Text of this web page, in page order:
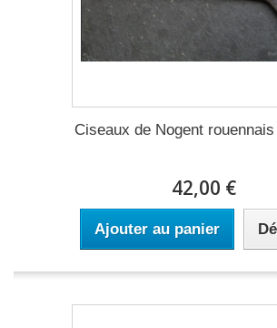
Ciseaux de Nogent
42,00 €
Ajouter au panier